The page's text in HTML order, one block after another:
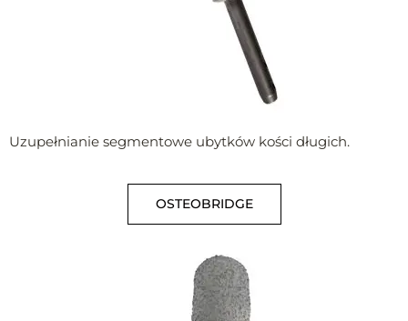
Uzupełnianie segmentowe ubytków kości długich.
OSTEOBRIDGE